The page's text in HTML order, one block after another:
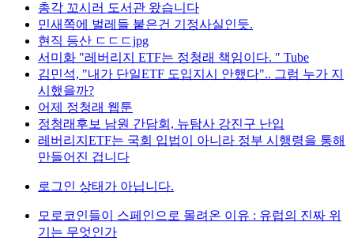
총각 꼬시러 도서관 왔습니다
민새쪽에 벌레들 붙은건 기정사실인듯.
현직 등산 ㄷㄷㄷjpg
서미화 "레버리지 ETF는 정청래 책임이다. " Tube
김민석, "내가 단일ETF 도입지시 안했다".. 그럼 누가 지
시했을까?
어제 정청래 웹툰
정청래후보 남원 간담회, 뉴탐사 강진구 난입
레버리지ETF는 국회 입법이 아니라 정부 시행령을 통해
만들어진 겁니다
로그인 상태가 아닙니다.
모로코인들이 스페인으로 몰려온 이유 : 유럽의 진짜 위
기는 무엇인가